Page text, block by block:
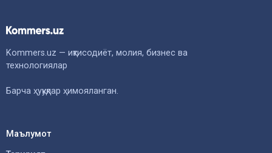
Kommers.uz — иқтисодиёт, молия, бизнес ва
технологиялар
Барча ҳуқуқлар ҳимояланган.
Маълумот